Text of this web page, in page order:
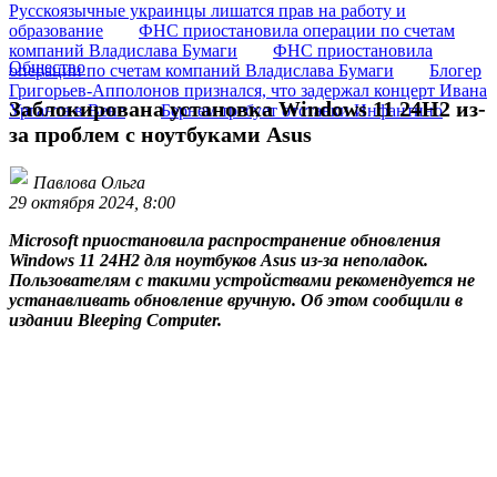
Русскоязычные украинцы лишатся прав на работу и
образование
ФНС приостановила операции по счетам
компаний Владислава Бумаги
ФНС приостановила
операции по счетам компаний Владислава Бумаги
Блогер
Григорьев-Апполонов признался, что задержал концерт Ивана
Урганта в Вене
Бернем требует отставки Инфантино
Общество
Заблокирована установка Windows 11 24H2 из-
за проблем с ноутбуками Asus
Павлова Ольга
29 октября 2024, 8:00
Microsoft приостановила распространение обновления
Windows 11 24H2 для ноутбуков Asus из-за неполадок.
Пользователям с такими устройствами рекомендуется не
устанавливать обновление вручную. Об этом сообщили в
издании Bleeping Computer.